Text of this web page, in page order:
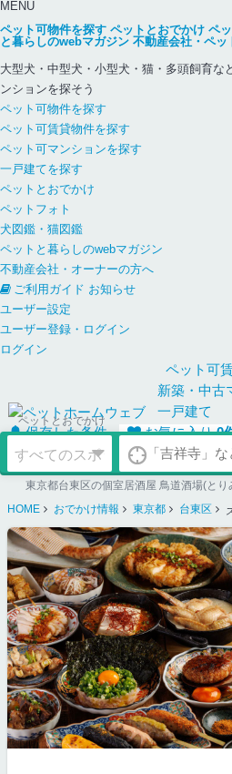
MENU
ペット可物件を探す ペットとおでかけ ペ
と暮らしのwebマガジン 不動産会社・ペッ
大型犬・中型犬・小型犬・猫・多頭飼育な
ンションを探そう
ペット可物件を探す
ペット可賃貸物件を探す
ペット可マンションを探す
一戸建てを探す
ペットとおでかけ
ペットフォト
犬図鑑・猫図鑑
ペットと暮らしのwebマガジン
不動産会社・オーナーの方へ
ご利用ガイド お知らせ
ユーザー設定
ユーザー登録・ログイン
ログイン
ペット可
新築・中古
一戸建て
保存した条件
お気に入り0
ペットとおでかけ
HOME
おでかけ情報 東京都 台東区